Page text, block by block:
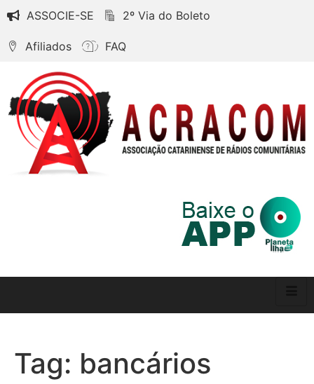
ASSOCIE-SE 2º Via do Boleto
Afiliados FAQ
Tag: bancários